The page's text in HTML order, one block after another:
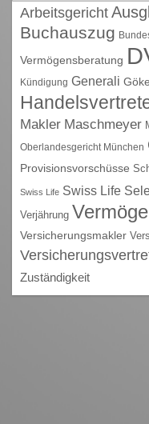
Arbeitsgericht
Buchauszug
Vermögensberatung
Kündigung Generali
Makler Maschmeyer
Oberlandesgericht München
Provisionsvorschüsse
Swiss Life Swiss Life
Verjährung
Versicherungsmakler
Zuständigkeit